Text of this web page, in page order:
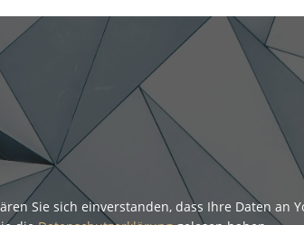
Sie sich einverstanden, dass Ihre Daten an